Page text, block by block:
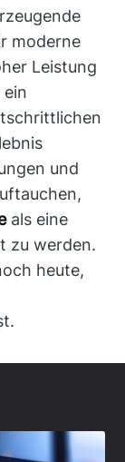
moderne
Leistung
ein
und
als eine
zu werden.
heute,